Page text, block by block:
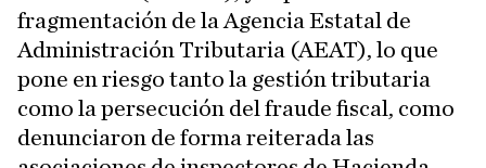
fragmentación de la Agencia Estatal de
Administración Tributaria (AEAT), lo que
pone en riesgo tanto la gestión tributaria
como la persecución del fraude fiscal, como
denunciaron de forma reiterada las